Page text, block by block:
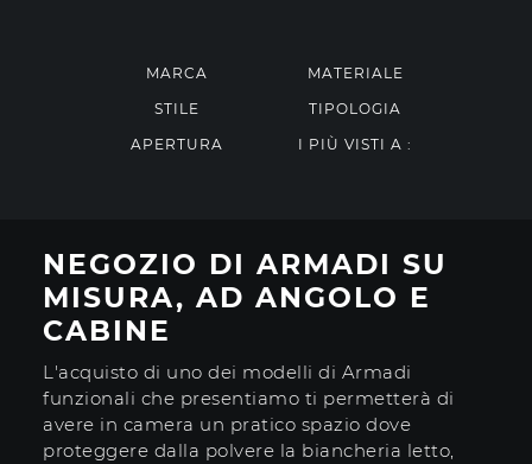
MARCA
MATERIALE
STILE
TIPOLOGIA
APERTURA
I PIÙ VISTI A :
NEGOZIO DI ARMADI SU
MISURA, AD ANGOLO E
CABINE
L'acquisto di uno dei modelli di Armadi
funzionali che presentiamo ti permetterà di
avere in camera un pratico spazio dove
proteggere dalla polvere la biancheria letto,